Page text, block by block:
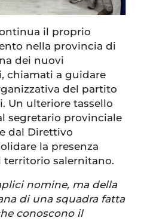
il proprio
nella provincia di
dei nuovi
chiamati a guidare
del partito
Un ulteriore tassello
segretario provinciale
dal Direttivo
la presenza
salernitano.
nomine, ma della
di una squadra fatta
conoscono il